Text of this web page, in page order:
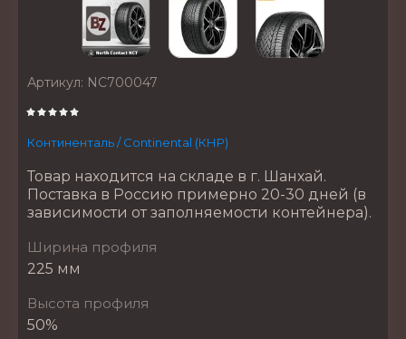
Артикул: NC700047
Континенталь / Continental (КНР)
Товар находится на складе в г. Шанхай.
Поставка в Россию примерно 20-30 дней (в
зависимости от заполняемости контейнера).
Ширина профиля
225 мм
Высота профиля
50%